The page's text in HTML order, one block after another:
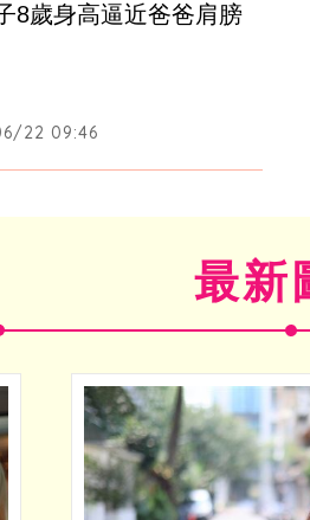
8歲身高逼近爸爸肩膀
22 09:46
最新